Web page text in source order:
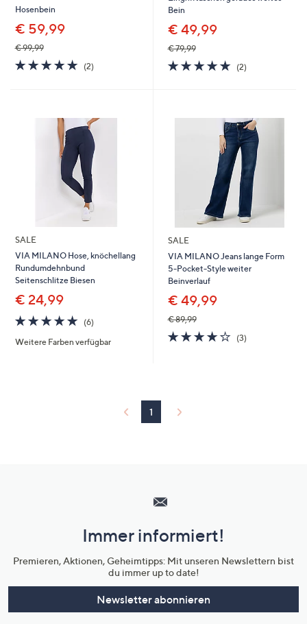
Hosenbein
€ 59,99
€ 99,99
5.0
von
(2)
Bein
€ 49,99
€ 79,99
5.0
von
(2)
SALE
VIA MILANO Hose, knöchellang
Rundumdehnbund
Seitenschlitze Biesen
€ 24,99
4.8
von
5
(6)
Weitere Farben verfügbar
SALE
VIA MILANO Jeans lange Form
5-Pocket-Style weiter
Beinverlauf
€ 49,99
€ 89,99
3.7
von
(3)
1
Unternehmensinformationen
Immer informiert!
Premieren, Aktionen, Geheimtipps: Mit unseren Newslettern bist
du immer up to date!
Newsletter abonnieren